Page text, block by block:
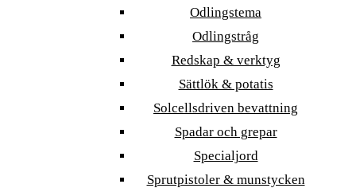
Odlingstema
Odlingstråg
Redskap & verktyg
Sättlök & potatis
Solcellsdriven bevattning
Spadar och grepar
Specialjord
Sprutpistoler & munstycken